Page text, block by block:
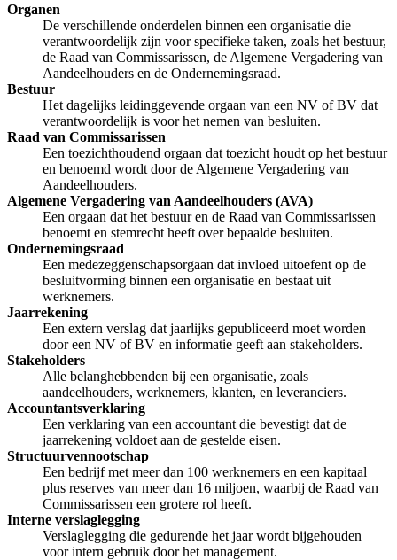
Organen
De verschillende onderdelen binnen een organisatie die
verantwoordelijk zijn voor specifieke taken, zoals het bestuur,
de Raad van Commissarissen, de Algemene Vergadering van
Aandeelhouders en de Ondernemingsraad.
Bestuur
Het dagelijks leidinggevende orgaan van een NV of BV dat
verantwoordelijk is voor het nemen van besluiten.
Raad van Commissarissen
Een toezichthoudend orgaan dat toezicht houdt op het bestuur
en benoemd wordt door de Algemene Vergadering van
Aandeelhouders.
Algemene Vergadering van Aandeelhouders (AVA)
Een orgaan dat het bestuur en de Raad van Commissarissen
benoemt en stemrecht heeft over bepaalde besluiten.
Ondernemingsraad
Een medezeggenschapsorgaan dat invloed uitoefent op de
besluitvorming binnen een organisatie en bestaat uit
werknemers.
Jaarrekening
Een extern verslag dat jaarlijks gepubliceerd moet worden
door een NV of BV en informatie geeft aan stakeholders.
Stakeholders
Alle belanghebbenden bij een organisatie, zoals
aandeelhouders, werknemers, klanten, en leveranciers.
Accountantsverklaring
Een verklaring van een accountant die bevestigt dat de
jaarrekening voldoet aan de gestelde eisen.
Structuurvennootschap
Een bedrijf met meer dan 100 werknemers en een kapitaal
plus reserves van meer dan 16 miljoen, waarbij de Raad van
Commissarissen een grotere rol heeft.
Interne verslaglegging
Verslaglegging die gedurende het jaar wordt bijgehouden
voor intern gebruik door het management.